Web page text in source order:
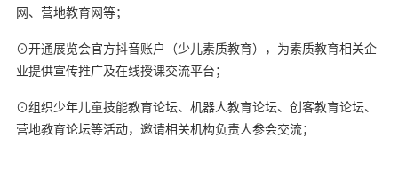
网、营地教育网等；
⊙开通展览会官方抖音账户（少儿素质教育），为素质教育相关企
业提供宣传推广及在线授课交流平台；
⊙组织少年儿童技能教育论坛、机器人教育论坛、创客教育论坛、
营地教育论坛等活动，邀请相关机构负责人参会交流；